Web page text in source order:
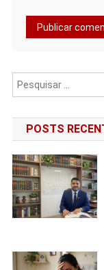
POSTS